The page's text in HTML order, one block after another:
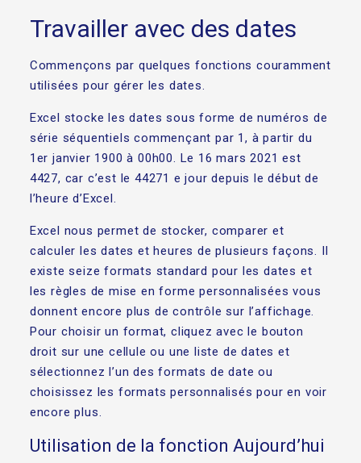
Travailler avec des dates
Commençons par quelques fonctions couramment
utilisées pour gérer les dates.
Excel stocke les dates sous forme de numéros de
série séquentiels commençant par 1, à partir du
1er janvier 1900 à 00h00. Le 16 mars 2021 est
4427, car c’est le 44271 e jour depuis le début de
l’heure d’Excel.
Excel nous permet de stocker, comparer et
calculer les dates et heures de plusieurs façons. Il
existe seize formats standard pour les dates et
les règles de mise en forme personnalisées vous
donnent encore plus de contrôle sur l’affichage.
Pour choisir un format, cliquez avec le bouton
droit sur une cellule ou une liste de dates et
sélectionnez l’un des formats de date ou
choisissez les formats personnalisés pour en voir
encore plus.
Utilisation de la fonction Aujourd’hui